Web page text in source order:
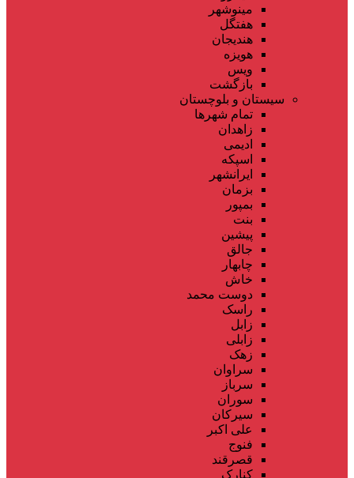
مینوشهر
هفتگل
هندیجان
هویزه
ویس
بازگشت
سیستان و بلوچستان
تمام شهر‌ها
زاهدان
ادیمی
اسپکه
ایرانشهر
بزمان
بمپور
بنت
پیشین
جالق
چابهار
خاش
دوست محمد
راسک
زابل
زابلی
زهک
سراوان
سرباز
سوران
سیرکان
علی اکبر
فنوج
قصرقند
کنارک